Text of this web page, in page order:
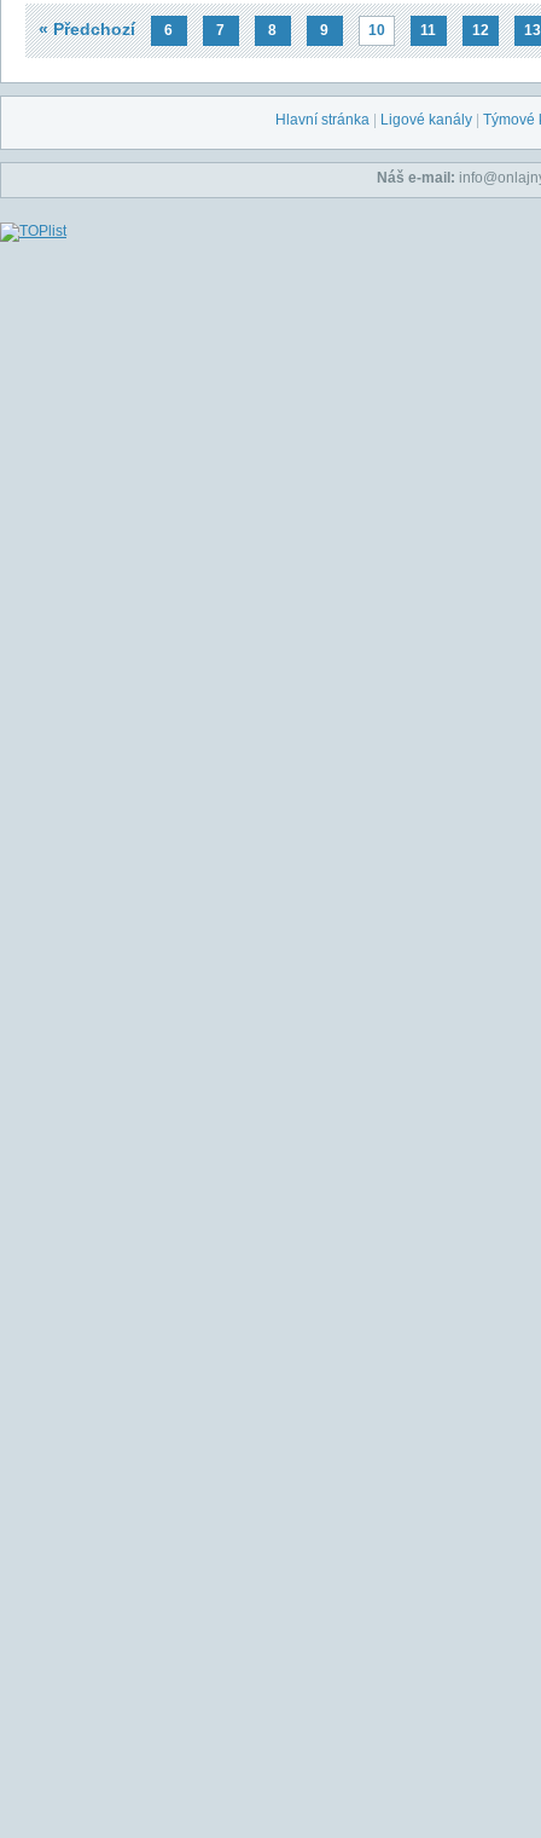
« Předchozí 6 7 8 9 10 11 12 13
Hlavní stránka Ligové kanály Týmové
Náš e-mail: